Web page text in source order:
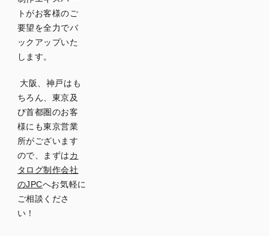
トがお客様のご
要望を全力でバ
ックアップいた
します。
大阪、神戸はも
ちろん、東京及
び首都圏のお客
様にも東京営業
所がございます
ので、まずはカ
タログ制作会社
のJPCへお気軽に
ご相談くださ
い！